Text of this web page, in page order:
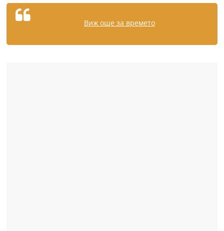
Виж още за времето